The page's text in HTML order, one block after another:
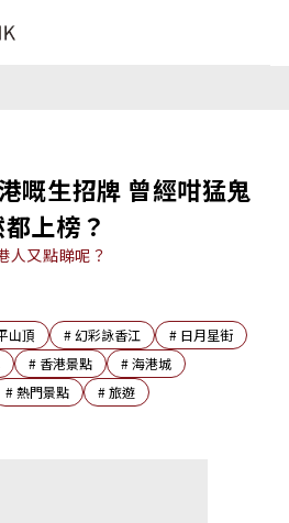
嘅生招牌 曾經咁猛鬼
上榜？
人又點睇呢？
山頂 #幻彩詠香江 # 日月星街
# 香港景點 #海港城
#熱門景點 #旅遊